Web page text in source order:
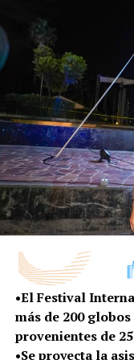
En su visita a las
presidenta
reconoció el
gestión de
“Tenemos mucho
prácticas porque
nivel nacional y
iniciar con estas
beneficio de toda
de una vivienda y
ante las
vivienda”, detalló.
De igual manera
todo el trabajo en el
•El Festival
más de 200
provenientes de
•Se proyecta la